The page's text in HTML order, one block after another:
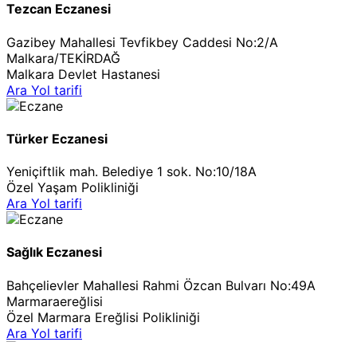
Tezcan Eczanesi
Gazibey Mahallesi Tevfikbey Caddesi No:2/A
Malkara/TEKİRDAĞ
Malkara Devlet Hastanesi
Ara Yol tarifi
Türker Eczanesi
Yeniçiftlik mah. Belediye 1 sok. No:10/18A
Özel Yaşam Polikliniği
Ara Yol tarifi
Sağlık Eczanesi
Bahçelievler Mahallesi Rahmi Özcan Bulvarı No:49A
Marmaraereğlisi
Özel Marmara Ereğlisi Polikliniği
Ara Yol tarifi